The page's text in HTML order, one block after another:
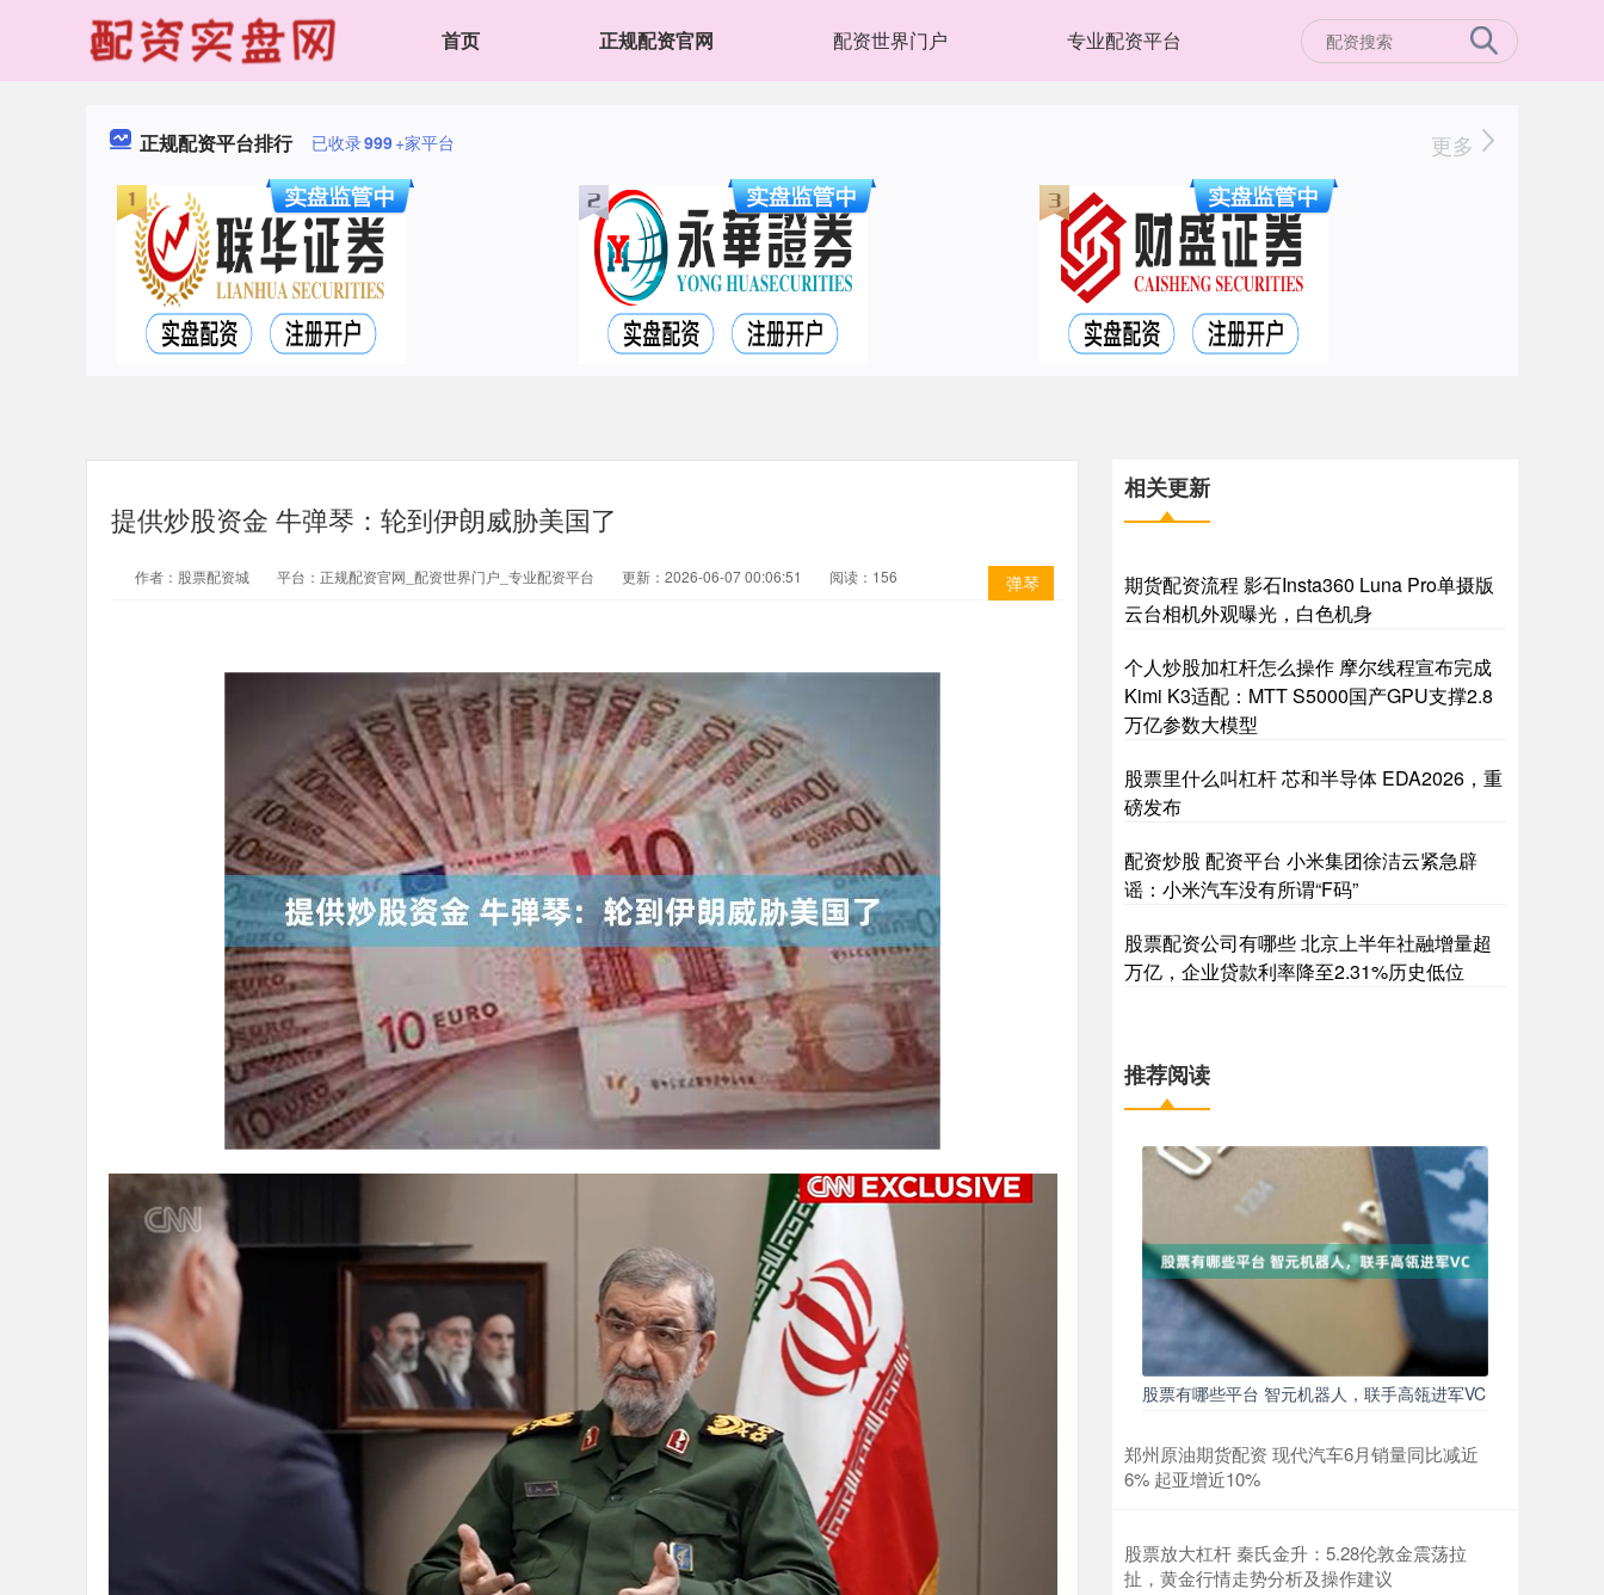
首页 正规配资官网 配资世界门户 专业配资平台
正规配资平台排行 已收录999+家平台 更多
提供炒股资金 牛弹琴：轮到伊朗威胁美国了
弹琴
作者：股票配资城 平台：正规配资官网_配资世界门户_专业配资平台 更新：2026-06-07 00:06:51 阅读：156
相关更新
期货配资流程 影石Insta360 Luna Pro单摄版
云台相机外观曝光，白色机身
个人炒股加杠杆怎么操作 摩尔线程宣布完成
Kimi K3适配：MTT S5000国产GPU支撑2.8
万亿参数大模型
股票里什么叫杠杆 芯和半导体 EDA2026，重
磅发布
配资炒股 配资平台 小米集团徐洁云紧急辟
谣：小米汽车没有所谓“F码”
股票配资公司有哪些 北京上半年社融增量超
万亿，企业贷款利率降至2.31%历史低位
推荐阅读
股票有哪些平台 智元机器人，联手高瓴进军VC
郑州原油期货配资 现代汽车6月销量同比减近
6% 起亚增近10%
股票放大杠杆 秦氏金升：5.28伦敦金震荡拉
扯，黄金行情走势分析及操作建议